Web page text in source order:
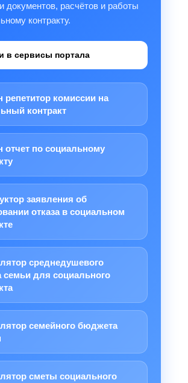
документов, расчётов и работы
контракту.
в сервисы портала
репетитор комиссии на
контракт
отчет по социальному
заявления об
отказа в социальном
среднедушевого
семьи для социального
семейного бюджета
сметы социального